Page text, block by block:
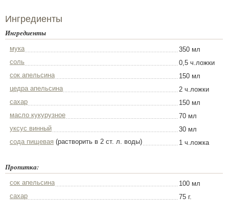
Ингредиенты
Ингредиенты
мука
350 мл
соль
0,5 ч.ложки
сок апельсина
150 мл
цедра апельсина
2 ч.ложки
сахар
150 мл
масло кукурузное
70 мл
уксус винный
30 мл
сода пищевая (растворить в 2 ст. л. воды) 1 ч.ложка
Пропитка:
сок апельсина
100 мл
сахар
75 г.